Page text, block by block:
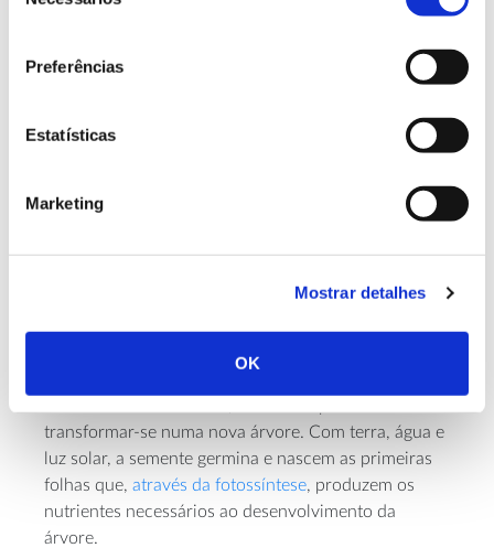
Preferências
Estatísticas
Marketing
Mostrar detalhes
OK
existam flores com pétalas, as plantas têm estruturas
forma isolada ou agrupadas em cachos ou espigas. É
nas estruturas florais masculinas que se produz o
nas angiospérmicas, nas estruturas femininas, dando
depois origem à semente.
transformar-se numa nova árvore. Com terra, água e
luz solar, a semente germina e nascem as primeiras
folhas que, através da fotossíntese, produzem os
nutrientes necessários ao desenvolvimento da
árvore.